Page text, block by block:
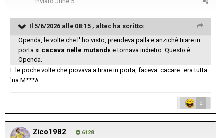
Il 5/6/2026 alle 08:15 , altec ha scritto:
Openda, le volte che l' ho visto, prendeva palla e anzichè tirare in
porta si cacava nelle mutande e tornava indietro. Questo è
Openda.
E le poche volte che provava a tirare in porta, faceva cacare...era tutta
'na M***A
2
Zico1982 6128